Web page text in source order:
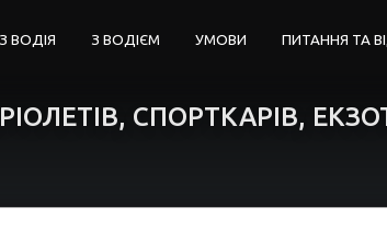
ВОДІЯ З ВОДІЄМ УМОВИ ПИТАННЯ ТА
СПОРТКАРІВ,